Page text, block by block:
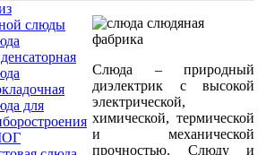
слюды
для
Слюда – природный
диэлектрик с высокой
электрической,
химической, термической
и механической
прочностью. Слюду и